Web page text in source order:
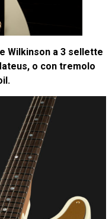
Wilkinson a 3 sellette
o con tremolo